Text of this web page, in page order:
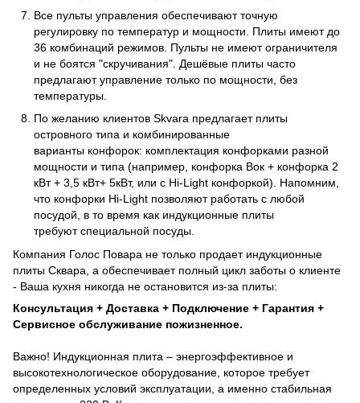
Все пульты управления обеспечивают точную
регулировку по температур и мощности. Плиты имеют до
36 комбинаций режимов. Пульты не имеют ограничителя
и не боятся "скручивания". Дешёвые плиты часто
предлагают управление только по мощности, без
температуры.
По желанию клиентов Skvara предлагает плиты
островного типа и комбинированные
варианты конфорок: комплектация конфорками разной
мощности и типа (например, конфорка Вок + конфорка 2
кВт + 3,5 кВт+ 5кВт, или с Hi-Light конфоркой). Напомним,
что конфорки Hi-Light позволяют работать с любой
посудой, в то время как индукционные плиты
требуют специальной посуды.
Компания Голос Повара не только продает индукционные
плиты Сквара, а обеспечивает полный цикл заботы о клиенте
- Ваша кухня никогда не остановится из-за плиты:
Консультация + Доставка + Подключение + Гарантия +
Сервисное обслуживание пожизненное.
Важно! Индукционная плита – энергоэффективное и
высокотехнологическое оборудование, которое требует
определенных условий эксплуатации, а именно стабильная